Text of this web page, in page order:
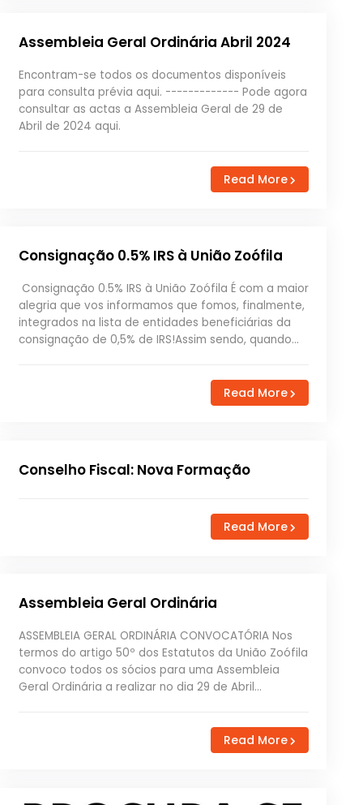
Assembleia Geral Ordinária Abril 2024
Encontram-se todos os documentos disponíveis
para consulta prévia aqui. ------------- Pode agora
consultar as actas a Assembleia Geral de 29 de
Abril de 2024 aqui.
Read More
Consignação 0.5% IRS à União Zoófila
Consignação 0.5% IRS à União Zoófila É com a maior
alegria que vos informamos que fomos, finalmente,
integrados na lista de entidades beneficiárias da
consignação de 0,5% de IRS!Assim sendo, quando…
Read More
Conselho Fiscal: Nova Formação
Read More
Assembleia Geral Ordinária
ASSEMBLEIA GERAL ORDINÁRIA CONVOCATÓRIA Nos
termos do artigo 50º dos Estatutos da União Zoófila
convoco todos os sócios para uma Assembleia
Geral Ordinária a realizar no dia 29 de Abril…
Read More